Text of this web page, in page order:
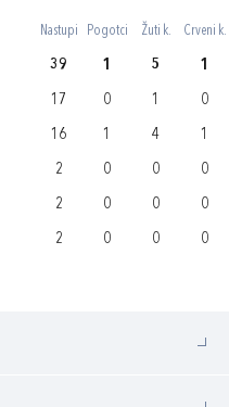
Nastupi Pogotci Žuti k. Crveni k.
39 1 5 1
17 0 1 0
16 1 4 1
2 0 0 0
2 0 0 0
2 0 0 0